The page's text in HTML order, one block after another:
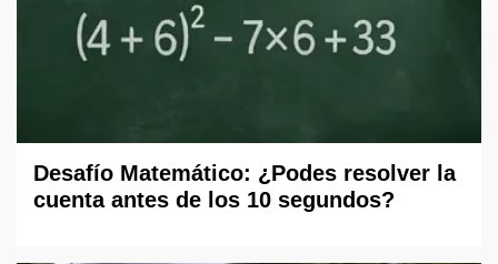
Desafío Matemático: ¿Podes resolver la
cuenta antes de los 10 segundos?